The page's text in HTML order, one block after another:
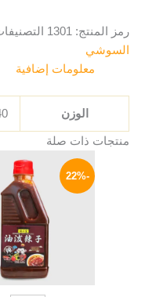
رمز المنتج: 1301
السوشي
معلومات إضافية
الوزن
منتجات ذات صلة
-22%
الأصلي
600 EGP.
هو:
EGP.